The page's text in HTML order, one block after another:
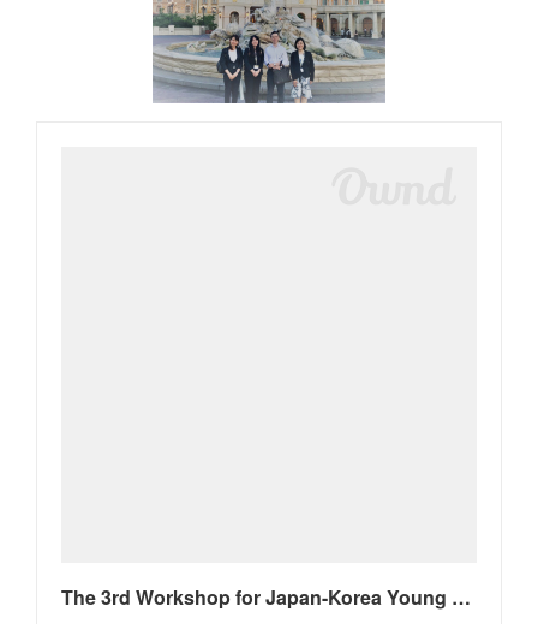
The 3rd Workshop for Japan-Korea Young Scientists on Pharmaceutics (JKPW2019)